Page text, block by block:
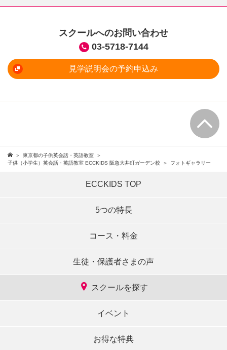
スクールへのお問い合わせ
03-5718-7144
見学説明会の予約申込み
東京都の子供英会話・英語教室
子供（小学生）英会話・英語教室 ECCKIDS 阪急大井町ガーデン校
フォトギャラリー
ECCKIDS TOP
5つの特長
コース・料金
生徒・保護者さまの声
スクールを探す
イベント
お得な特典